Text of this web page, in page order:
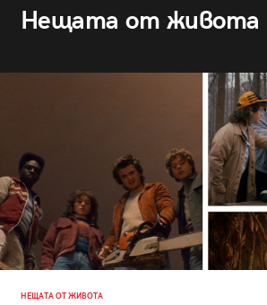
Нещата от живота
НЕЩАТА ОТ ЖИВОТА